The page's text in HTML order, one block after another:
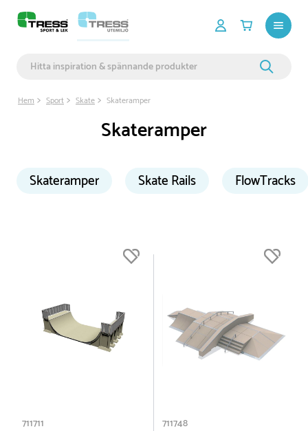
Hem Sport Skate Skateramper
Skateramper
Skateramper Skate Rails FlowTracks
711711 711748